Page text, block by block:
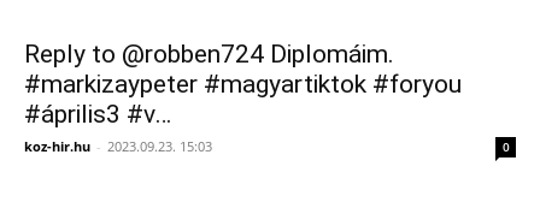
Reply to @robben724 Diplomáim.
#markizaypeter #magyartiktok #foryou
#április3 #v…
koz-hir.hu - 2023.09.23. 15:03 0